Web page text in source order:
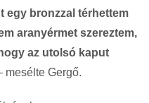
egy bronzzal térhettem
aranyérmet szereztem,
az utolsó kaput
mesélte Gergő.